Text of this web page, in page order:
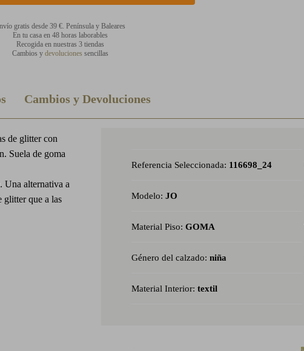
gratis desde 39 €. Península y Baleares
En tu casa en 48 horas laborables
Recogida en nuestras 3 tiendas
Cambios y devoluciones sencillas
Cambios y Devoluciones
Referencia Seleccionada: 116698_24
Modelo: JO
Material Piso: GOMA
Género del calzado: niña
Material Interior: textil
de glitter con
Suela de goma
Una alternativa a
glitter que a las